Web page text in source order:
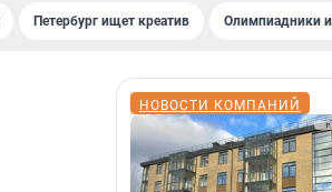
Петербург ищет креатив Олимпиадники и
НОВОСТИ КОМПАНИЙ